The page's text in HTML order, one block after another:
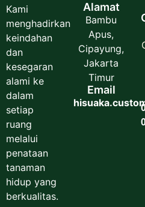
Kami
menghadirkan
keindahan
dan
kesegaran
alami ke
dalam
setiap
ruang
melalui
penataan
tanaman
hidup yang
berkualitas.
Alamat
Bambu
Apus,
Cipayung,
Jakarta
Timur
Email